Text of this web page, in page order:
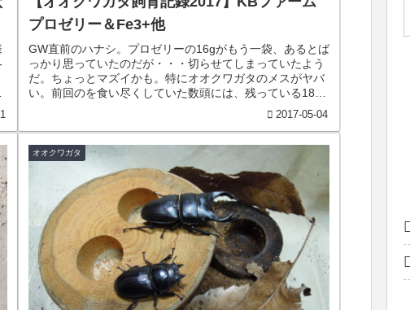
プロゼリー＆Fe3+他
GW直前のハナシ。プロゼリーの16gがもう一袋、あるとば
っかり思っていたのだが・・・切らせてしまっていたよう
だ。ちょっとマズイかも。特にオオクワガタのメスがヤバ
い。前回のを食い尽くしていた数頭には、残っている18g
2017-05-04
オオクワガタ